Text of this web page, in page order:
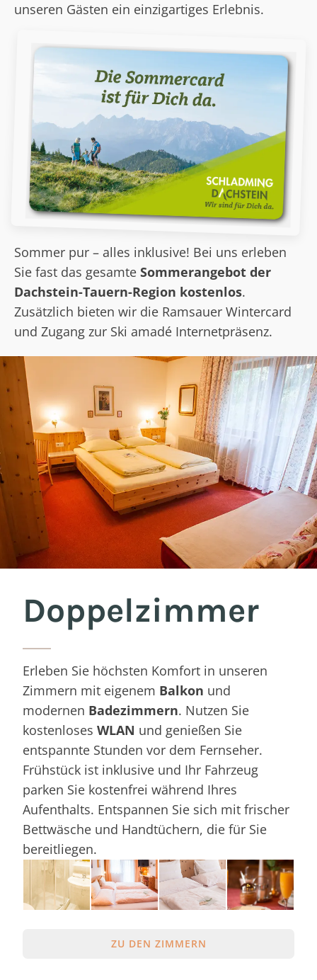
unseren Gästen ein einzigartiges Erlebnis.
Sommer pur – alles inklusive! Bei uns erleben
Sie fast das gesamte Sommerangebot der
Dachstein-Tauern-Region kostenlos.
Zusätzlich bieten wir die Ramsauer Wintercard
und Zugang zur Ski amadé Internetpräsenz.
Doppelzimmer
Erleben Sie höchsten Komfort in unseren
Zimmern mit eigenem Balkon und
modernen Badezimmern. Nutzen Sie
kostenloses WLAN und genießen Sie
entspannte Stunden vor dem Fernseher.
Frühstück ist inklusive und Ihr Fahrzeug
parken Sie kostenfrei während Ihres
Aufenthalts. Entspannen Sie sich mit frischer
Bettwäsche und Handtüchern, die für Sie
bereitliegen.
ZU DEN ZIMMERN